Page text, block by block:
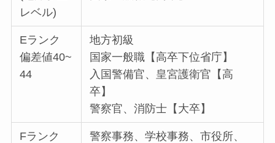
レベル)
Eランク
偏差値40~
44
地方初級
国家一般職【高卒下位省庁】
入国警備官、皇宮護衛官【高
卒】
警察官、消防士【大卒】
Fランク
警察事務、学校事務、市役所、